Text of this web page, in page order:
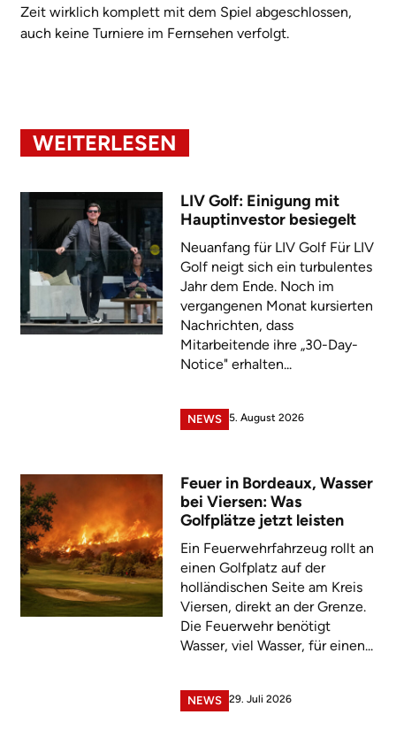
Zeit wirklich komplett mit dem Spiel abgeschlossen,
auch keine Turniere im Fernsehen verfolgt.
WEITERLESEN
LIV Golf: Einigung mit
Hauptinvestor besiegelt
Neuanfang für LIV Golf Für LIV
Golf neigt sich ein turbulentes
Jahr dem Ende. Noch im
vergangenen Monat kursierten
Nachrichten, dass
Mitarbeitende ihre „30-Day-
Notice" erhalten...
NEWS 5. August 2026
Feuer in Bordeaux, Wasser
bei Viersen: Was
Golfplätze jetzt leisten
Ein Feuerwehrfahrzeug rollt an
einen Golfplatz auf der
holländischen Seite am Kreis
Viersen, direkt an der Grenze.
Die Feuerwehr benötigt
Wasser, viel Wasser, für einen...
NEWS 29. Juli 2026